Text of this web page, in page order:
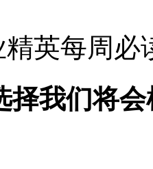
精英每周
择我们将